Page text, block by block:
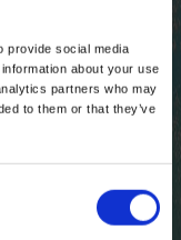
provide social media
about your use
partners who may
to them or that they’ve
e
se
e